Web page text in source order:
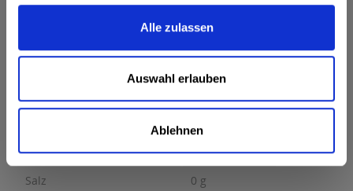
Alle zulassen
Auswahl erlauben
Ablehnen
41 kcal / 170 kJ
Fett
0 g
davon gesättigte Fettsäuren
0 g
Kohlenhydrate
0 g
0 g
Eiweiß
0 g
Salz
0 g